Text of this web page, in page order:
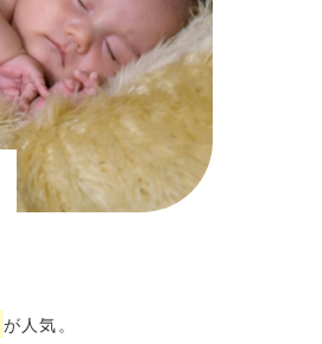
が人気。